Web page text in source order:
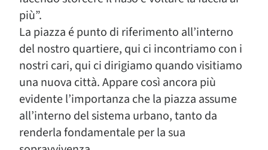
più”.
La piazza é punto di riferimento all’interno
del nostro quartiere, qui ci incontriamo con i
nostri cari, qui ci dirigiamo quando visitiamo
una nuova città. Appare così ancora più
evidente l’importanza che la piazza assume
all’interno del sistema urbano, tanto da
renderla fondamentale per la sua